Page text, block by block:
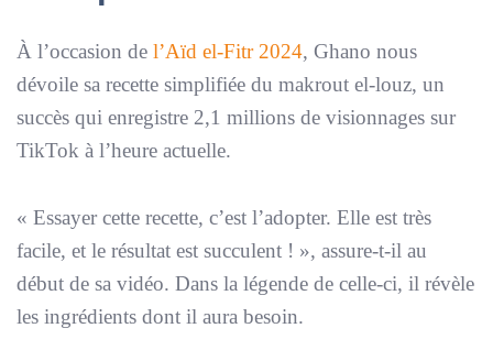
À l’occasion de l’Aïd el-Fitr 2024, Ghano nous
dévoile sa recette simplifiée du makrout el-louz, un
succès qui enregistre 2,1 millions de visionnages sur
TikTok à l’heure actuelle.
« Essayer cette recette, c’est l’adopter. Elle est très
facile, et le résultat est succulent ! », assure-t-il au
début de sa vidéo. Dans la légende de celle-ci, il révèle
les ingrédients dont il aura besoin.